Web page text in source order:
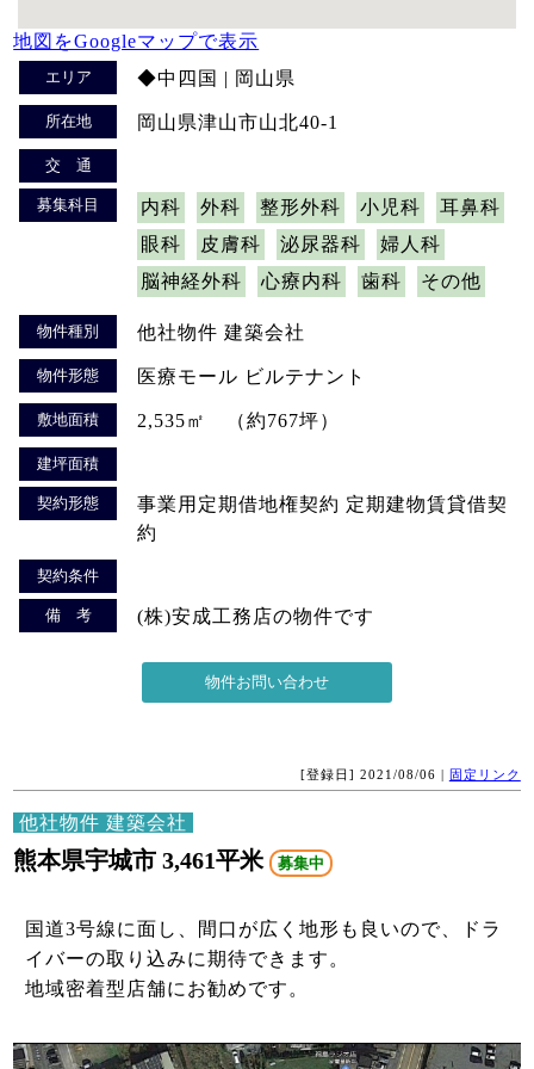
地図をGoogleマップで表示
エリア ◆中四国 | 岡山県
所在地 岡山県津山市山北40-1
交 通
募集科目 内科 外科 整形外科 小児科
耳鼻科
眼科
皮膚科 泌尿器科
婦人科
脳神経外科
心療内科 歯科 その他
物件種別 他社物件 建築会社
物件形態 医療モール ビルテナント
敷地面積 2,535㎡ （約767坪）
建坪面積
契約形態
事業用定期借地権契約 定期建物賃貸借契
約
契約条件
備 考 (株)安成工務店の物件です
[登録日] 2021/08/06 | 固定リンク
他社物件 建築会社
熊本県宇城市 3,461平米 募集中
国道3号線に面し、間口が広く地形も良いので、ドラ
イバーの取り込みに期待できます。
地域密着型店舗にお勧めです。